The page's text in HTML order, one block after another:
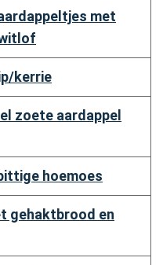
met
kerrie
zoete aardappel
hoemoes
gehaktbrood en